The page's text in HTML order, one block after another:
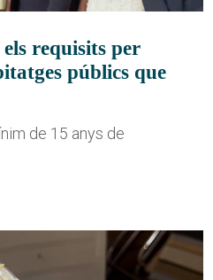
requisits per
públics que
de 15 anys de